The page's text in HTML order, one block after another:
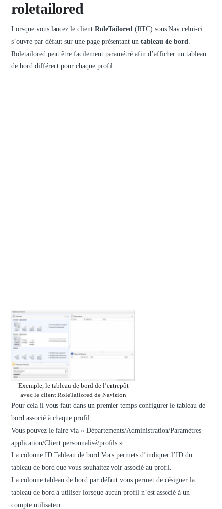
roletailored
Lorsque vous lancez le client RoleTailored (RTC) sous Nav celui-ci
s’ouvre par défaut sur une page présentant un tableau de bord.
Roletailored peut être facilement paramétré afin d’afficher un tableau
de bord différent pour chaque profil.
Exemple, le tableau de bord de l’entrepôt
avec le client RoleTailored de Navision
Pour cela il vous faut dans un premier temps configurer le tableau de
bord associé à chaque profil.
Vous pouvez le faire via « Départements/Administration/Paramètres
application/Client personnalisé/profils »
La colonne ID Tableau de bord Vous permets d’indiquer l’ID du
tableau de bord que vous souhaitez voir associé au profil.
La colonne tableau de bord par défaut vous permet de désigner la
tableau de bord à utiliser lorsque aucun profil n’est associé à un
compte utilisateur.